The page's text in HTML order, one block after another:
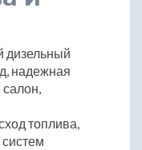
надежная
салон,
топлива,